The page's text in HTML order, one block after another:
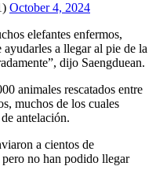
October 4, 2024
elefantes enfermos,
a llegar al pie de la
dijo Saengduean.
animales rescatados entre
muchos de los cuales
antelación.
a cientos de
no han podido llegar